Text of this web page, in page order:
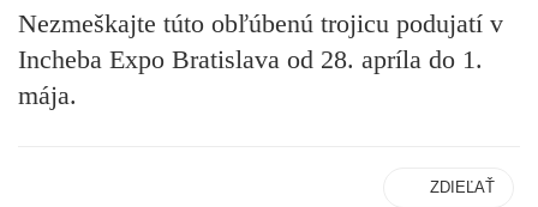
Nezmeškajte túto obľúbenú trojicu podujatí v
Incheba Expo Bratislava od 28. apríla do 1.
mája.
ZDIEĽAŤ